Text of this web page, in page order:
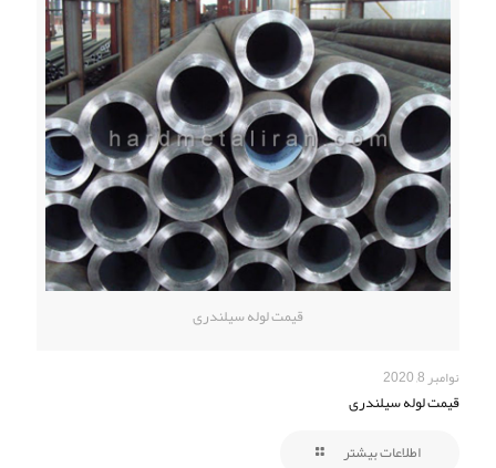
قیمت لوله سیلندری
نوامبر 8, 2020
قیمت لوله سیلندری
اطلاعات بیشتر